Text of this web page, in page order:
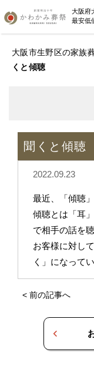
大阪府
最安低
大阪市生野区の家族
くと傾聴
聞くと傾聴
2022.09.23
最近、「傾聴
傾聴とは「耳
で相手の話を聴
お客様に対し
く」になって
< 前の記事へ